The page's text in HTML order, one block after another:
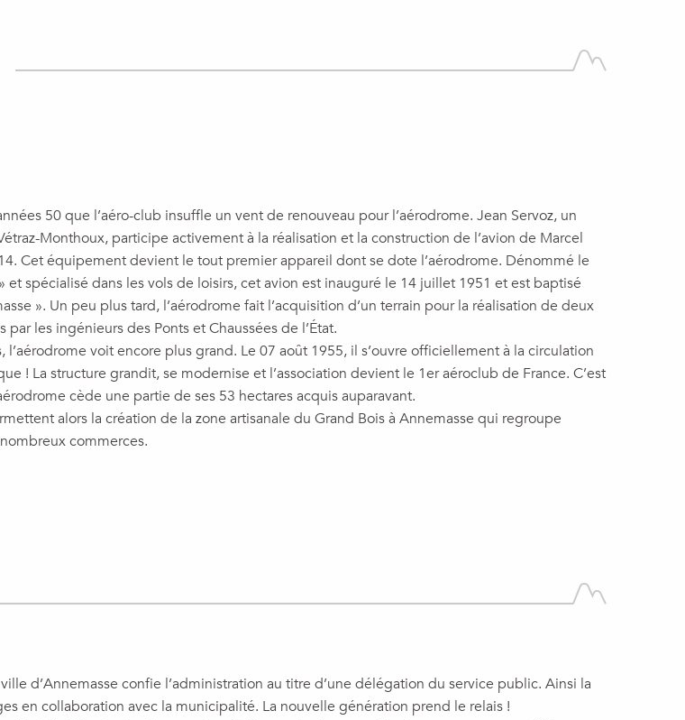
50 que l’aéro-club insuffle un vent de renouveau pour l’aérodrome. Jean Servoz, un
Monthoux, participe activement à la réalisation et la construction de l’avion de Marcel
Cet équipement devient le tout premier appareil dont se dote l’aérodrome. Dénommé le
et spécialisé dans les vols de loisirs, cet avion est inauguré le 14 juillet 1951 et est baptisé
». Un peu plus tard, l’aérodrome fait l’acquisition d’un terrain pour la réalisation de deux
par les ingénieurs des Ponts et Chaussées de l’État.
l’aérodrome voit encore plus grand. Le 07 août 1955, il s’ouvre officiellement à la circulation
! La structure grandit, se modernise et l’association devient le 1er aéroclub de France. C’est
cède une partie de ses 53 hectares acquis auparavant.
alors la création de la zone artisanale du Grand Bois à Annemasse qui regroupe
commerces.
d’Annemasse confie l’administration au titre d’une délégation du service public. Ainsi la
en collaboration avec la municipalité. La nouvelle génération prend le relais !